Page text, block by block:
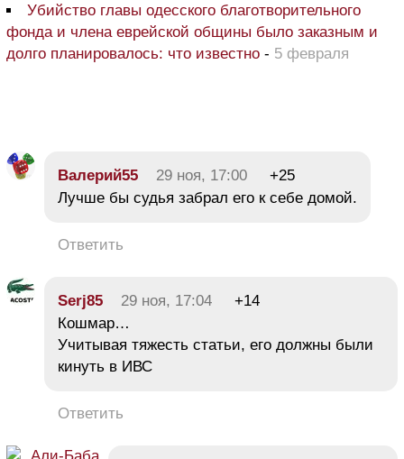
Убийство главы одесского благотворительного
фонда и члена еврейской общины было заказным и
долго планировалось: что известно - 5 февраля
Валерий55 29 ноя, 17:00
+25
Лучше бы судья забрал его к себе домой.
Ответить
Serj85 29 ноя, 17:04
+14
Кошмар…
Учитывая тяжесть статьи, его должны были
кинуть в ИВС
Ответить